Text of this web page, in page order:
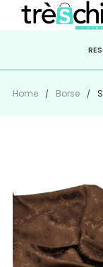
PAGA A RATE
ISCRIVITI ALLA
Home Borse